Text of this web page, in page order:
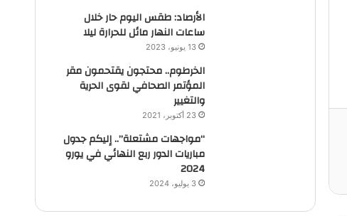
الأرصاد: طقس اليوم حار خلال
ساعات النهار مائل للحرارة ليلا
13 يونيو، 2023
الخرطوم.. محتجون يقتحمون مقر
المؤتمر الصحافي لقوى الحرية
والتغيير
23 أكتوبر، 2021
“مواجهات مشتعلة”.. إليكم جدول
مباريات الدور ربع النهائي في يورو
2024
3 يوليو، 2024